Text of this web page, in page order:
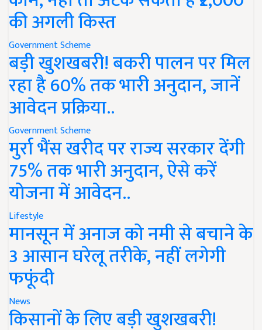
की अगली किस्त
Government Scheme
बड़ी खुशखबरी! बकरी पालन पर मिल
रहा है 60% तक भारी अनुदान, जानें
आवेदन प्रक्रिया..
Government Scheme
मुर्रा भैंस खरीद पर राज्य सरकार देंगी
75% तक भारी अनुदान, ऐसे करें
योजना में आवेदन..
Lifestyle
मानसून में अनाज को नमी से बचाने के
3 आसान घरेलू तरीके, नहीं लगेगी
फफूंदी
News
किसानों के लिए बड़ी खुशखबरी!